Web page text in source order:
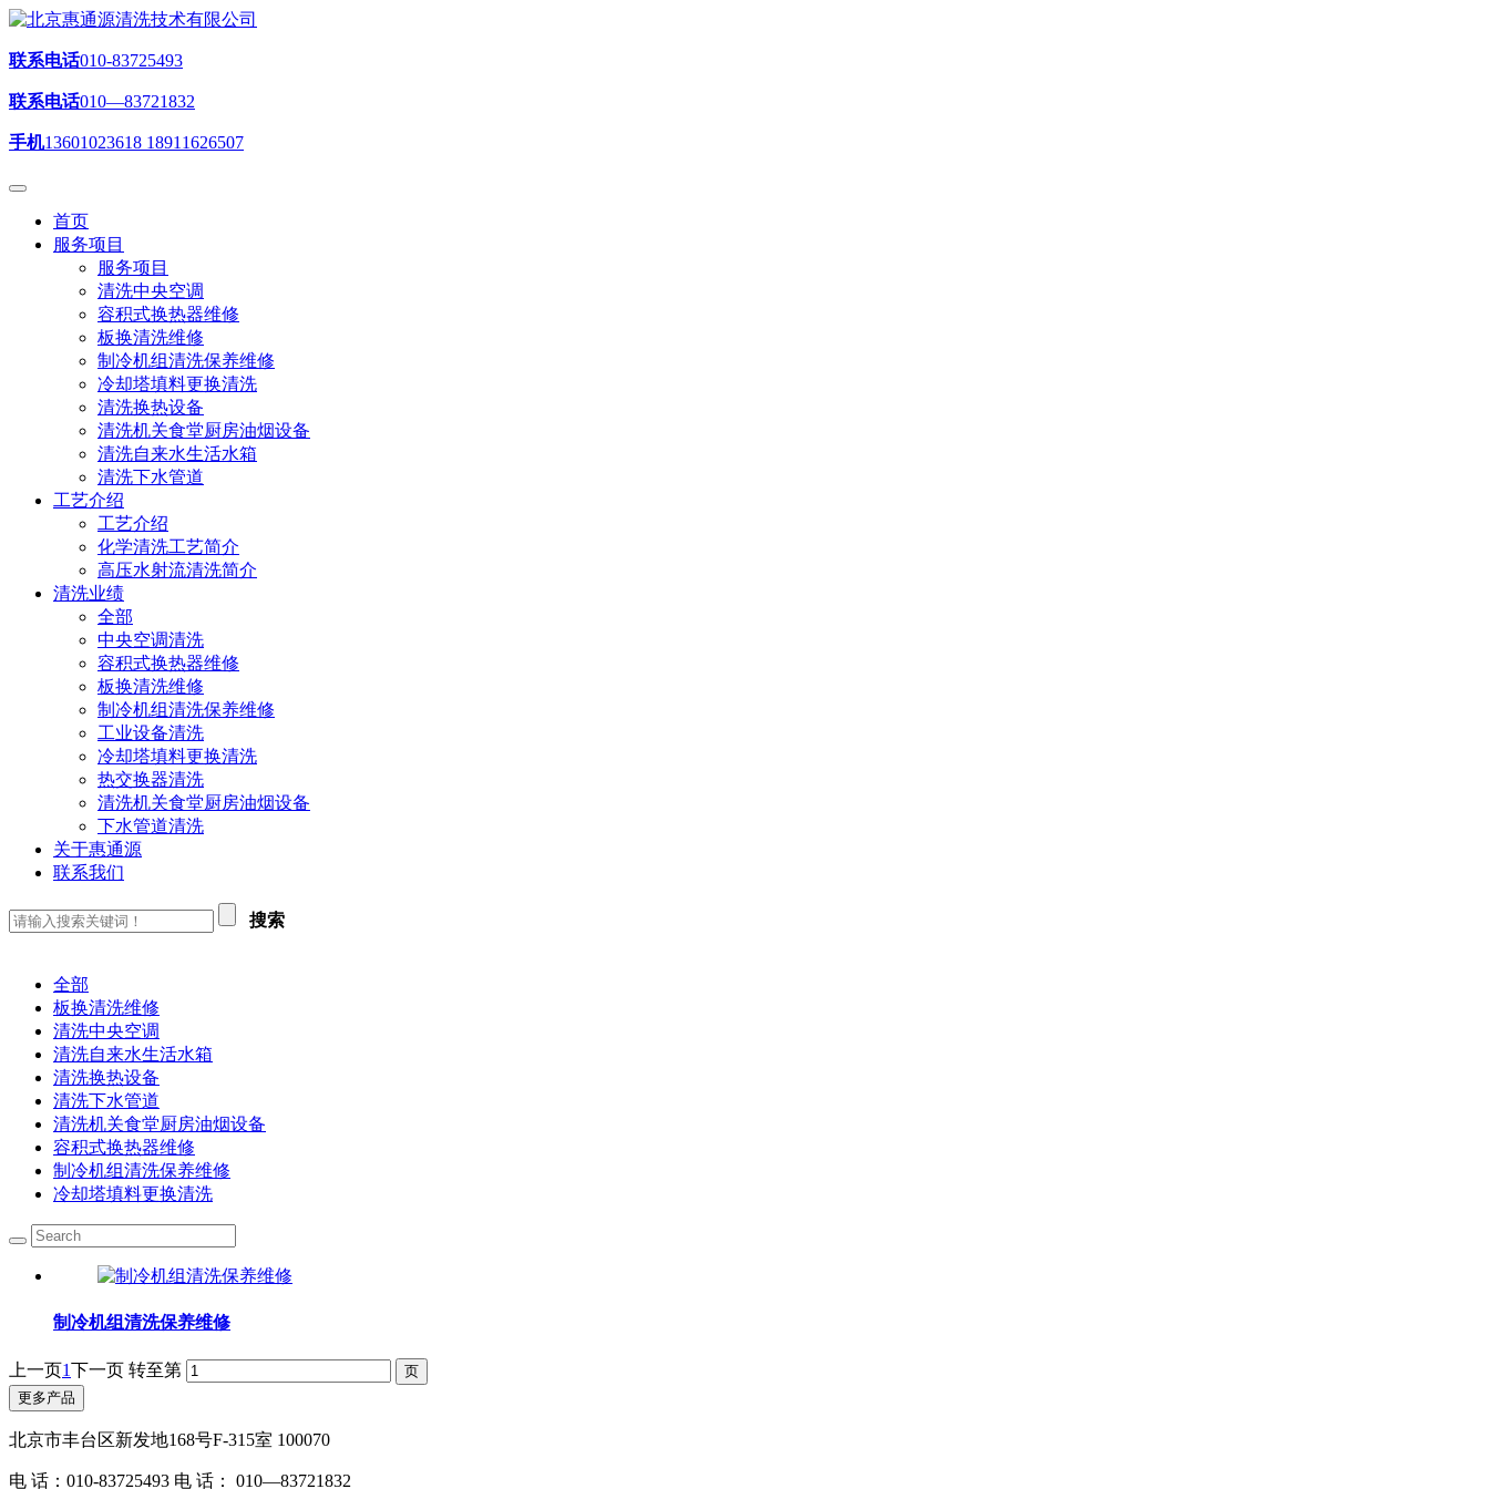
联系电话010-83725493
联系电话010—83721832
手机13601023618 18911626507
首页
服务项目
服务项目
清洗中央空调
容积式换热器维修
板换清洗维修
制冷机组清洗保养维修
冷却塔填料更换清洗
清洗换热设备
清洗机关食堂厨房油烟设备
清洗自来水生活水箱
清洗下水管道
工艺介绍
工艺介绍
化学清洗工艺简介
高压水射流清洗简介
清洗业绩
全部
中央空调清洗
容积式换热器维修
板换清洗维修
制冷机组清洗保养维修
工业设备清洗
冷却塔填料更换清洗
热交换器清洗
清洗机关食堂厨房油烟设备
下水管道清洗
关于惠通源
联系我们
搜索
全部
板换清洗维修
清洗中央空调
清洗自来水生活水箱
清洗换热设备
清洗下水管道
清洗机关食堂厨房油烟设备
容积式换热器维修
制冷机组清洗保养维修
冷却塔填料更换清洗
制冷机组清洗保养维修
上一页1下一页 转至第
更多产品
北京市丰台区新发地168号F-315室 100070
电 话：010-83725493 电 话： 010—83721832